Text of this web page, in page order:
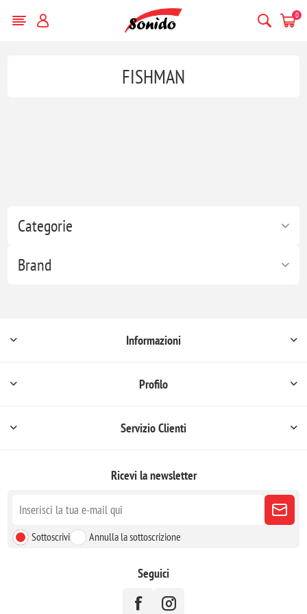
0
Categorie
Brand
FISHMAN
Informazioni
Profilo
Servizio Clienti
Ricevi la newsletter
Sottoscrivi Annulla la sottoscrizione
Seguici